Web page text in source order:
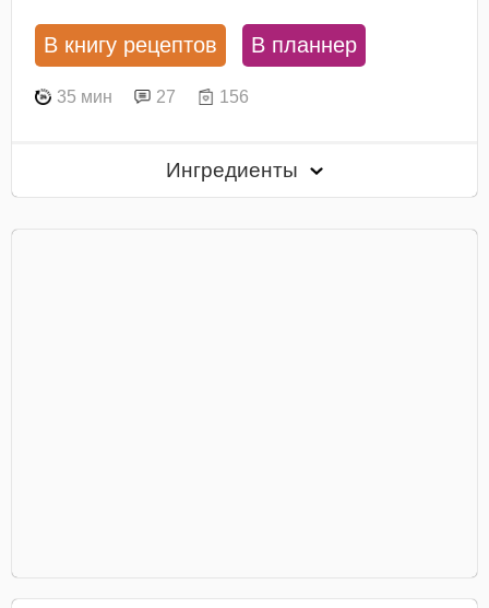
В книгу рецептов В планнер
35 мин 27 156
Ингредиенты